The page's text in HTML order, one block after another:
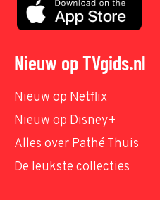
Nieuw op TVgids.nl
Nieuw op Netflix
Nieuw op Disney+
Alles over Pathé Thuis
De leukste collecties